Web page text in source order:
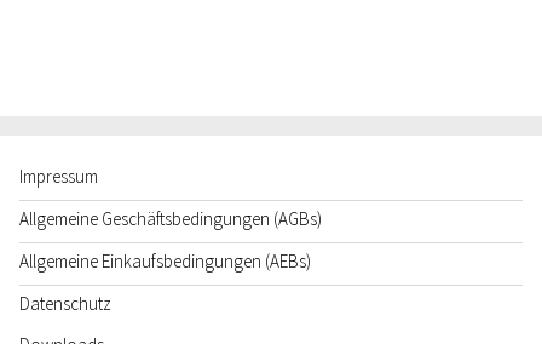
Impressum
Allgemeine Geschäftsbedingungen (AGBs)
Allgemeine Einkaufsbedingungen (AEBs)
Datenschutz